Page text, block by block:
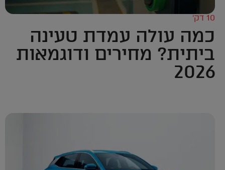
10 דק’
כמה עולה עמדת טעינה
ביתית? מחירים ודוגמאות
2026